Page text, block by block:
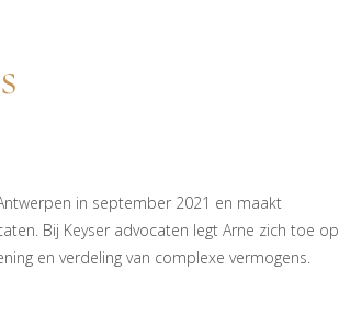
in september 2021 en maakt
Bij Keyser advocaten legt Arne zich toe op
en verdeling van complexe vermogens.